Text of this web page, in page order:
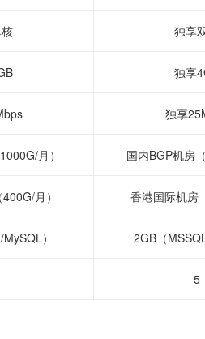
独享
独享
独享
月） 国内BGP机房
月） 香港国际机房
） 2GB（
5